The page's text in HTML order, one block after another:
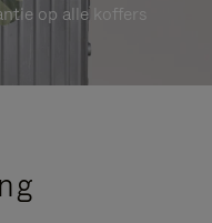
op alle koffers